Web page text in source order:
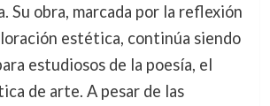
Su obra, marcada por la reflexión
estética, continúa siendo
estudiosos de la poesía, el
de arte. A pesar de las